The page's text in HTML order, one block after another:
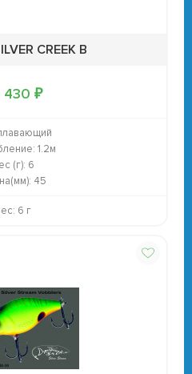
CREEK B
430 ₽
1.2м
(г): 6
45
6 г